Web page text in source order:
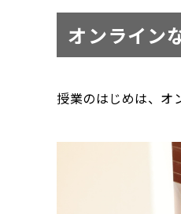
オンライン
授業のはじめは、オ